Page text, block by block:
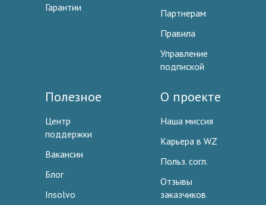
Гарантии
Партнерам
Правила
Управление
подпиской
Полезное
Центр
поддержки
Вакансии
Блог
Insolvo
О проекте
Наша миссия
Карьера в WZ
Польз. согл.
Отзывы
заказчиков